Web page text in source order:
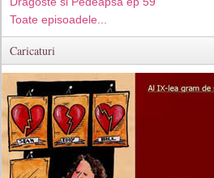
Toate episoadele...
Caricaturi